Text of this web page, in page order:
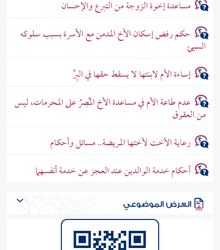
مساعدة إخوة الزوجة من التبرع والإحسان
حكم رفض إسكان الأخ المدمن مع الأسرة بسبب سلوكه
السيئ
إساءة الأم لابنتها لا يسقط حقها في البِرِّ
عدم طاعة الأم في مساعدة الأخ المُصِرِّ على المحرمات، ليس
من العقوق
رعاية الأخت لأختها المريضة.. مسائل وأحكام
أحكام خدمة الوالدين عند العجز عن خدمة أنفسهما
العرض الموضوعي